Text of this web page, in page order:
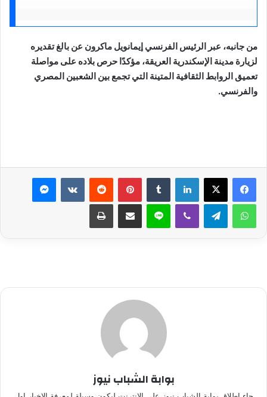
من جانبه، عبر الرئيس الفرنسي إيمانويل ماكرون عن بالغ تقديره
لزيارة مدينة الإسكندرية العريقة، مؤكدًا حرص بلاده على مواصلة
تعميق الروابط الثقافية المتينة التي تجمع بين الشعبين المصري
والفرنسي.
لينكدإن بينتيريست ماسنجر
واتساب تيلقرام ڤايبر لاين مشاركة عبر البريد طباعة
بوابة الشباب نيوز